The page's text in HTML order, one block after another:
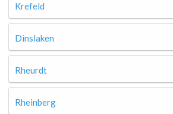
Krefeld
Dinslaken
Rheurdt
Rheinberg